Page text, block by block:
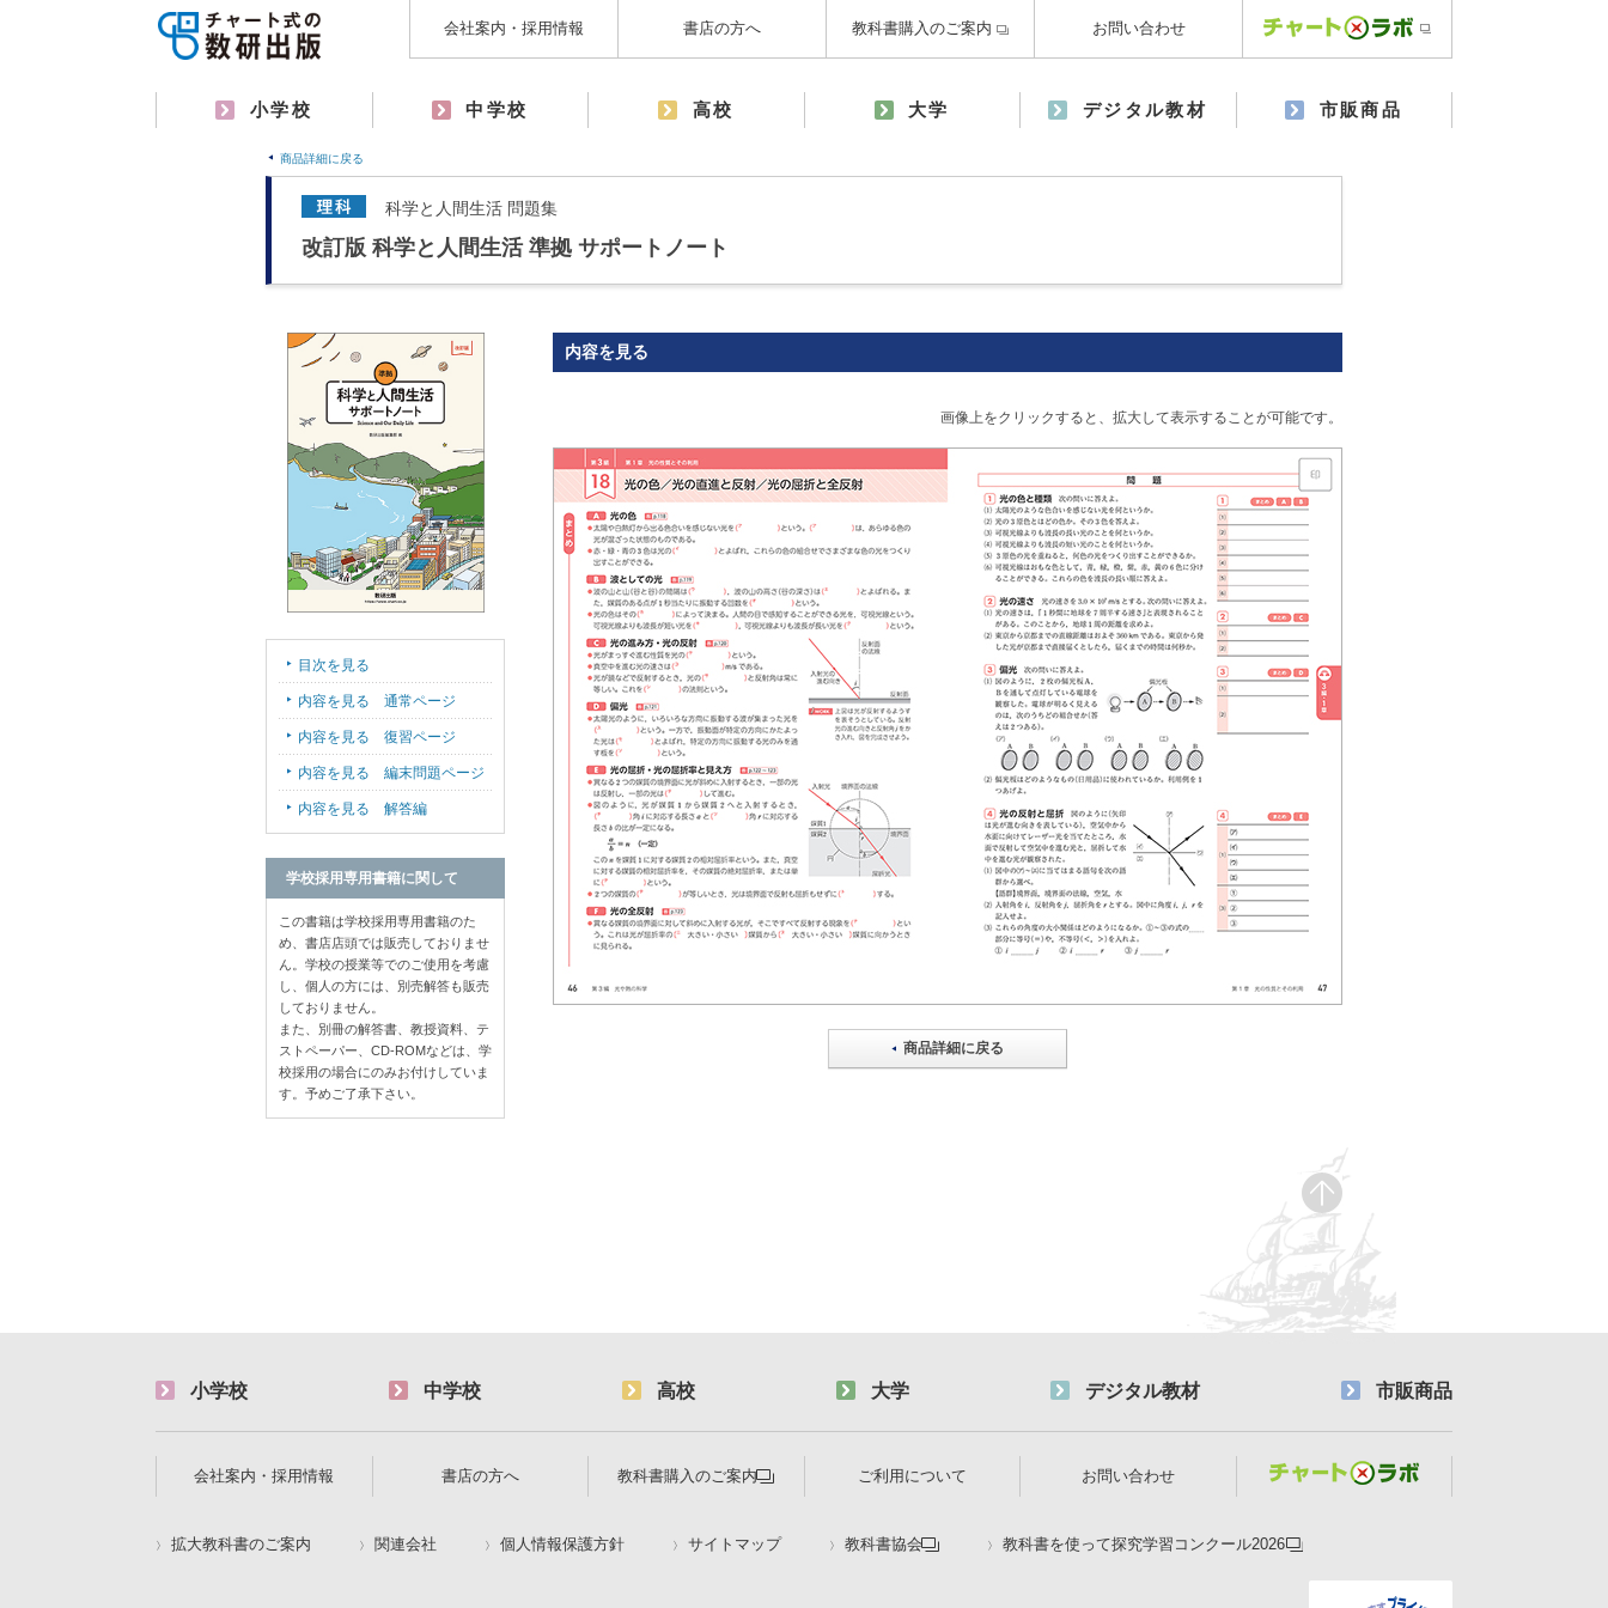
会社案内・採用情報 書店の方へ 教科書購入のご案内 お問い合わせ
小学校 中学校 高校 大学 デジタル教材 市販商品
商品詳細に戻る
科学と人間生活 問題集
改訂版 科学と人間生活 準拠 サポートノート
内容を見る
画像上をクリックすると、拡大して表示することが可能です。
商品詳細に戻る
目次を見る
内容を見る 通常ページ
内容を見る 復習ページ
内容を見る 編末問題ページ
内容を見る 解答編
学校採用専用書籍に関して
この書籍は学校採用専用書籍のた
め、書店店頭では販売しておりませ
ん。学校の授業等でのご使用を考慮
し、個人の方には、別売解答も販売
しておりません。
また、別冊の解答書、教授資料、テ
ストペーパー、CD-ROMなどは、学
校採用の場合にのみお付けしていま
す。予めご了承下さい。
小学校 中学校 高校 大学 デジタル教材 市販商品
会社案内・採用情報 書店の方へ 教科書購入のご案内 ご利用について お問い合わせ
拡大教科書のご案内 関連会社 個人情報保護方針 サイトマップ 教科書協会 教科書を使って探究学習コンクール2026